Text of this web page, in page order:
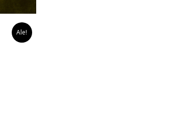
Ale!